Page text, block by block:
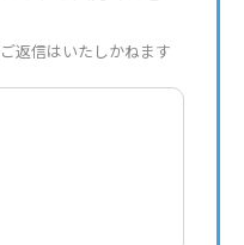
返信はいたしかねます